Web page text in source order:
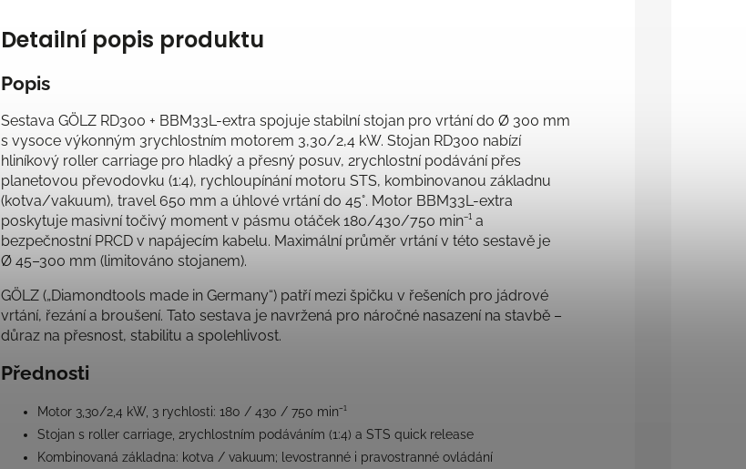
Detailní popis produktu
Popis
Sestava GÖLZ RD300 + BBM33L-extra spojuje stabilní stojan pro vrtání do Ø 300 mm
s vysoce výkonným 3rychlostním motorem 3,30/2,4 kW. Stojan RD300 nabízí
hliníkový roller carriage pro hladký a přesný posuv, 2rychlostní podávání přes
planetovou převodovku (1:4), rychloupínání motoru STS, kombinovanou základnu
(kotva/vakuum), travel 650 mm a úhlové vrtání do 45°. Motor BBM33L-extra
poskytuje masivní točivý moment v pásmu otáček 180/430/750 min⁻¹ a
bezpečnostní PRCD v napájecím kabelu. Maximální průměr vrtání v této sestavě je
Ø 45–300 mm (limitováno stojanem).
GÖLZ („Diamondtools made in Germany“) patří mezi špičku v řešeních pro jádrové
vrtání, řezání a broušení. Tato sestava je navržená pro náročné nasazení na stavbě –
důraz na přesnost, stabilitu a spolehlivost.
Přednosti
Motor 3,30/2,4 kW, 3 rychlosti: 180 / 430 / 750 min⁻¹
Stojan s roller carriage, 2rychlostním podáváním (1:4) a STS quick release
Kombinovaná základna: kotva / vakuum; levostranné i pravostranné ovládání